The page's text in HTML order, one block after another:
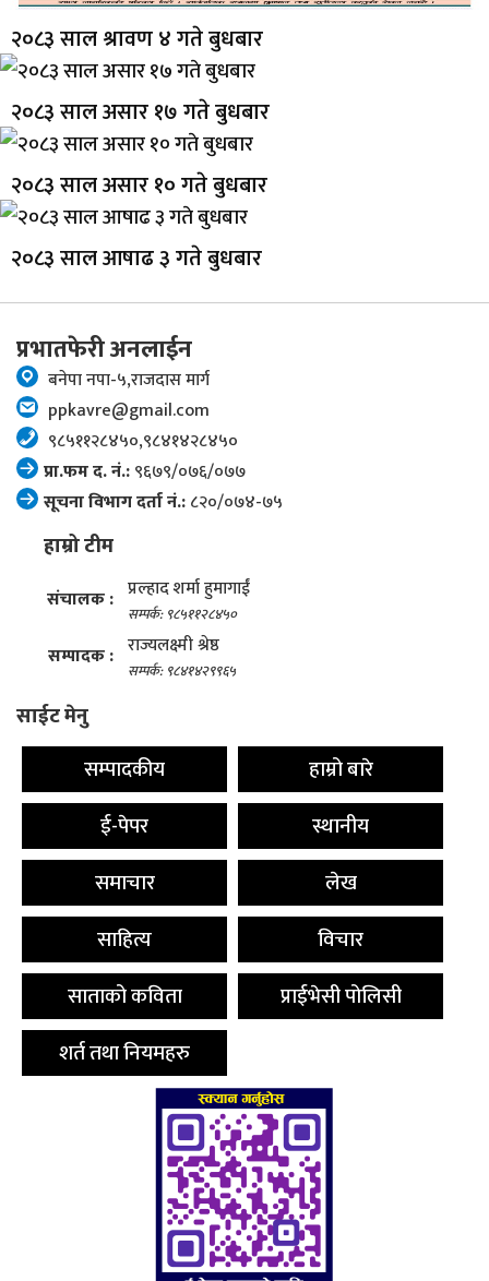
२०८३ साल श्रावण ४ गते बुधबार
२०८३ साल असार १७ गते बुधबार
२०८३ साल असार १० गते बुधबार
२०८३ साल आषाढ ३ गते बुधबार
प्रभातफेरी अनलाईन
बनेपा नपा-५,राजदास मार्ग
ppkavre@gmail.com
९८५११२८४५०,९८४१४२८४५०
प्रा.फम द. नं.:९६७९/०७६/०७७
सूचना विभाग दर्ता नं.:८२०/०७४-७५
हाम्रो टीम
संचालक : प्रल्हाद शर्मा हुमागाईं
सम्पर्क: ९८५११२८४५०
सम्पादक : राज्यलक्ष्मी श्रेष्ठ
सम्पर्क: ९८४१४२९९६५
साईट मेनु
सम्पादकीय
हाम्रो बारे
ई-पेपर
स्थानीय
समाचार
लेख
साहित्य
विचार
साताको कविता
प्राईभेसी पोलिसी
शर्त तथा नियमहरु